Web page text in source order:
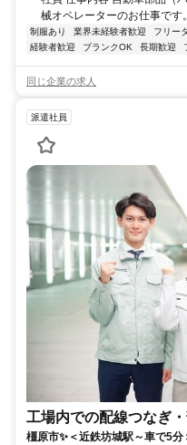
械オペレーターのお仕事で
制服あり 業界未経験者歓迎 フリー
経験者歓迎
ブランクOK 長期歓迎
同じ企業の求人
派遣社員
工場内での配線つなぎ
橿原市✨️＜近鉄坊城駅～車で5